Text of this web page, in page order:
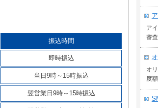
振込時間
即時振込
当日9時～15時振込
翌営業日9時～15時振込
ア
審
オ
度